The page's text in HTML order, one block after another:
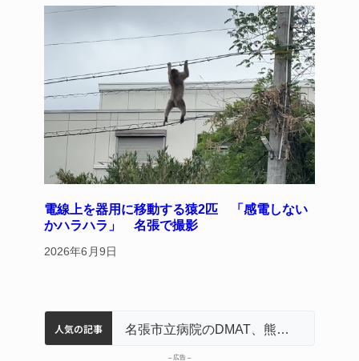
電線上を器用に移動する猿2匹 「感電しない
かハラハラ」 名張で撮影
2026年6月9日
人気の記事
名張市水道料金47％値上げへ 答申案、審議会で大筋まとまる
器物損壊容疑で83歳女逮捕 伊賀署
中学校の陶壁モニュメント 地元建設会社がボランティアで清掃 伊賀 名張市立病院のDMAT、熊本地震の被災地へ 能登以来3回目の派遣
– 広告 –